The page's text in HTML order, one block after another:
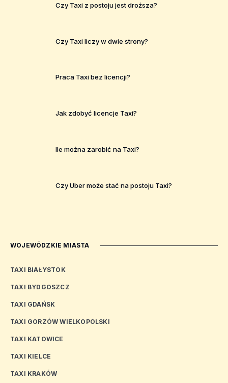
Czy Taxi z postoju jest droższa?
Czy Taxi liczy w dwie strony?
Praca Taxi bez licencji?
Jak zdobyć licencje Taxi?
Ile można zarobić na Taxi?
Czy Uber może stać na postoju Taxi?
WOJEWÓDZKIE MIASTA
TAXI BIAŁYSTOK
TAXI BYDGOSZCZ
TAXI GDAŃSK
TAXI GORZÓW WIELKOPOLSKI
TAXI KATOWICE
TAXI KIELCE
TAXI KRAKÓW